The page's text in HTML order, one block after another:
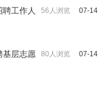
07-14
56人浏览
工作人
07-14
80人浏览
基层志愿